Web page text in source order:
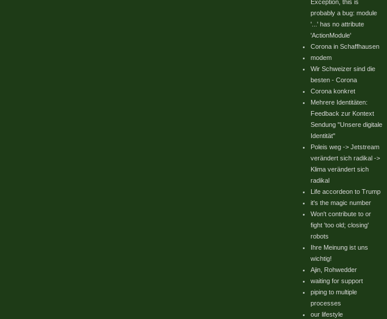
Exception, this is
probably a bug: module
'...' has no attribute
'ActionModule'
Corona in Schaffhausen
modem
Wir Schweizer sind die
besten - Corona
Corona konkret
Mehrere Identitäten:
Feedback zur Kontext
Sendung "Unsere digitale
Identität"
Poleis weg -> Jetstream
verändert sich radikal ->
Klima verändert sich
radikal
Life accordeon to Trump
it's the magic number
Won't contribute to or
fight 'too old; closing'
robots
Ihre Meinung ist uns
wichtig!
Ajin, Rohwedder
waiting for support
piping to multiple
processes
our lifestyle